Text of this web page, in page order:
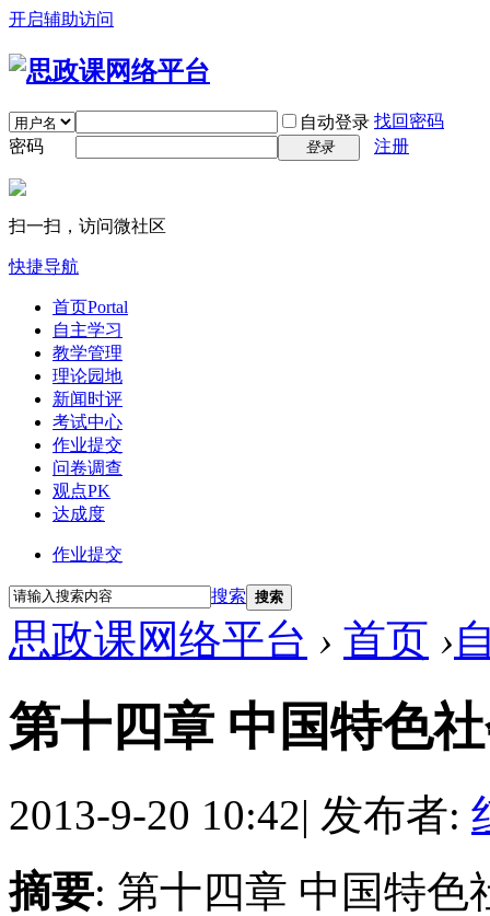
开启辅助访问
自动登录 找回密码
密码
登录 注册
扫一扫，访问微社区
快捷导航
首页Portal
自主学习
教学管理
理论园地
新闻时评
考试中心
作业提交
问卷调查
观点PK
达成度
作业提交
搜索 搜索
思政课网络平台 › 首页 ›
第十四章 中国特色
2013-9-20 10:42| 发布者:
摘要: 第十四章 中国特色